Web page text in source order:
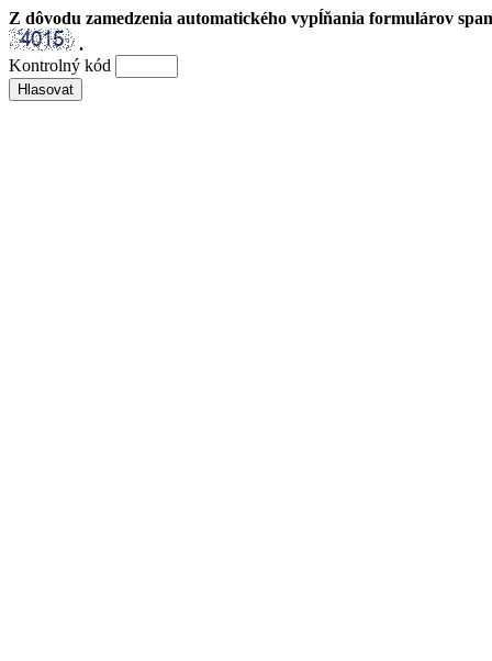
Z dôvodu zamedzenia automatického vypĺňania formulárov
.
Kontrolný kód